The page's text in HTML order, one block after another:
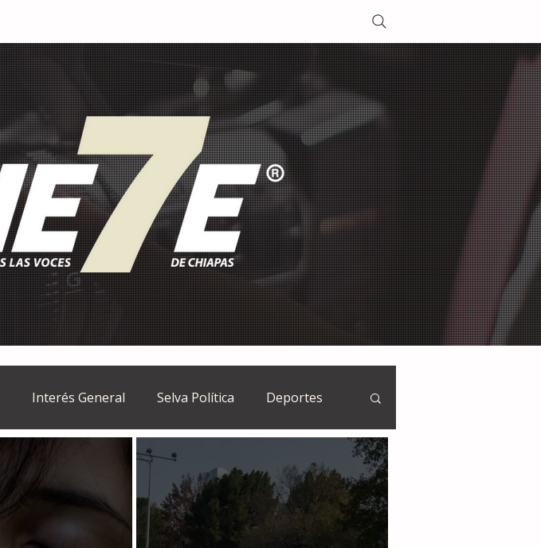
Interés General Selva Política Deportes
Tragedia